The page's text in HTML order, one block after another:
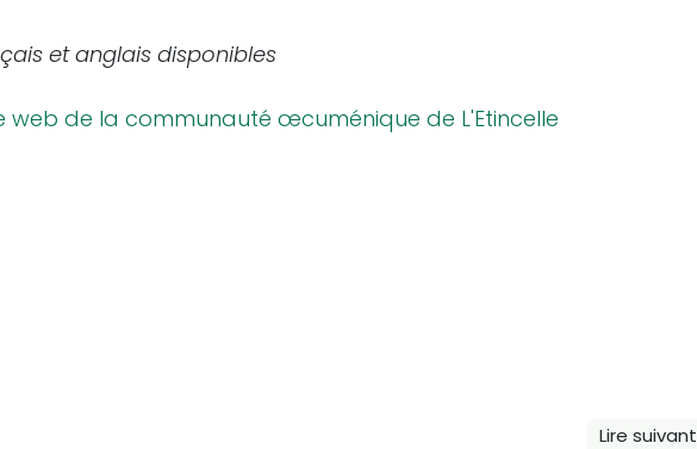
et anglais disponibles
web de la communauté œcuménique de L'Etincelle
Lire suivant